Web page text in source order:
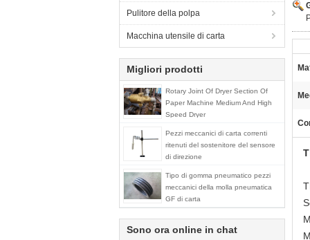
Pulitore della polpa
Macchina utensile di carta
Migliori prodotti
Rotary Joint Of Dryer Section Of
Paper Machine Medium And High
Speed Dryer
Pezzi meccanici di carta correnti
ritenuti del sostenitore del sensore
di direzione
Tipo di gomma pneumatico pezzi
meccanici della molla pneumatica
GF di carta
Sono ora online in chat